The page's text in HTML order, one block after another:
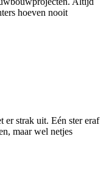
hoeven nooit
er strak uit. Eén ster eraf
maar wel netjes